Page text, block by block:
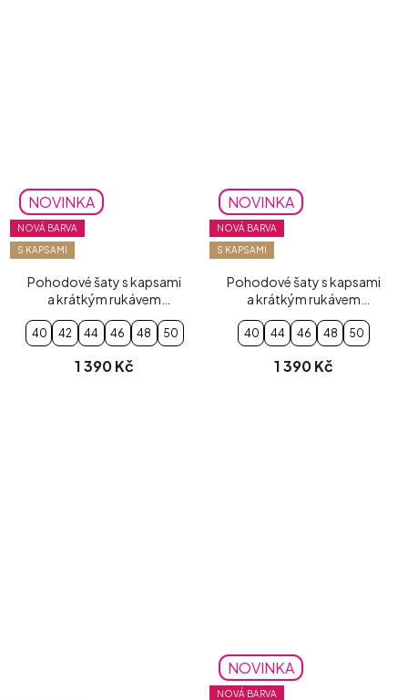
NOVINKA
NOVÁ BARVA
S KAPSAMI
Pohodové šaty s kapsami
a krátkým rukávem
mentolové
40 42 44 46 48 50
1 390 Kč
NOVINKA
NOVÁ BARVA
S KAPSAMI
Pohodové šaty s kapsami
a krátkým rukávem
pudrově růžové
40 44 46 48 50
1 390 Kč
NOVINKA
NOVÁ BARVA